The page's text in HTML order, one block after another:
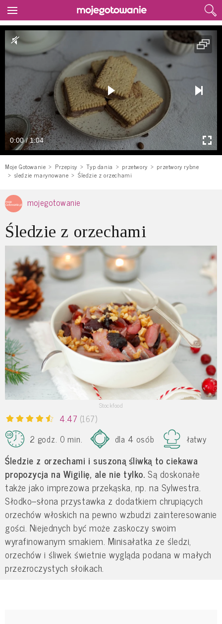
0:00 / 1:04
Moje Gotowanie Przepisy Typ dania przetwory
przetwory rybne
sledzie marynowane
Śledzie z orzechami
mojegotowanie
Śledzie z orzechami
Stockfood
4.47 (167)
2 godz. 0 min.
dla 4 osób łatwy
Śledzie z orzechami i suszoną śliwką to ciekawa
propozycja na Wigilię, ale nie tylko.Są doskonałe
także jako imprezowa przekąska, np. na Sylwestra.
Słodko–słona przystawka z dodatkiem chrupiących
orzechów włoskich na pewno wzbudzi zainteresowanie
gości. Niejednych być może zaskoczy swoim
wyrafinowanym smakiem. Minisałatka ze śledzi,
orzechów i śliwek świetnie wygląda podana w małych
przezroczystych słoikach.